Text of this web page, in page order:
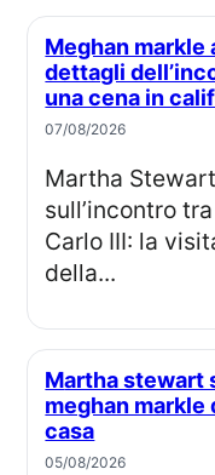
Meghan markle avrebbe raccontato
dettagli
una cena in
07/08/2026
Martha Stewart svela dettagli
sull’incontro
Carlo III: la
della...
Martha stewart stronca il tentativo di
meghan markle
casa
05/08/2026